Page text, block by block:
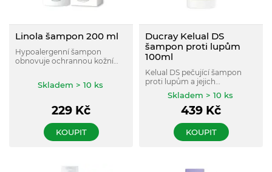
Linola šampon 200 ml
Hypoalergenní šampon
obnovuje ochrannou kožní
Skladem > 10 ks
229 Kč
KOUPIT
Ducray Kelual DS
šampon proti lupům
100ml
Kelual DS pečující šampon
proti lupům a jejich
opakovanému návratu je
určený pro péči o závažné a
recidivující formy lupů se
vlasovou pokožkou a vlasovou
pokožkou trpící seboroickou
Skladem > 10 ks
439 Kč
KOUPIT